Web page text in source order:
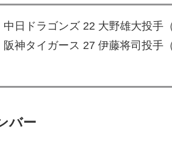
中日ドラゴンズ 22 大野雄大投手
阪神タイガース 27 伊藤将司投手
バー